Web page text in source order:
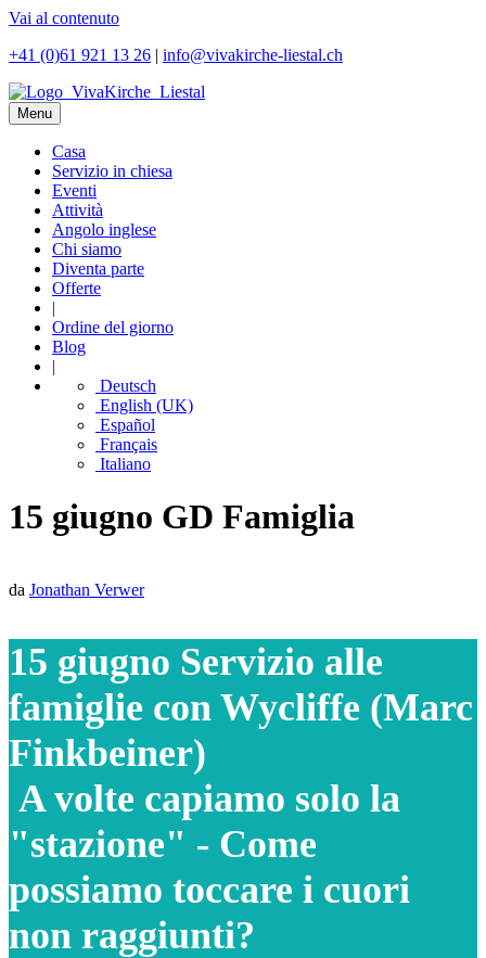
Vai al contenuto
+41 (0)61 921 13 26 | info@vivakirche-liestal.ch
Menu
Casa
Servizio in chiesa
Eventi
Attività
Angolo inglese
Chi siamo
Diventa parte
Offerte
|
Ordine del giorno
Blog
|
Deutsch
English (UK)
Español
Français
Italiano
15 giugno GD Famiglia
da Jonathan Verwer
15 giugno Servizio alle
famiglie con Wycliffe (Marc
Finkbeiner)
A volte capiamo solo la
"stazione" - Come
possiamo toccare i cuori
non raggiunti?